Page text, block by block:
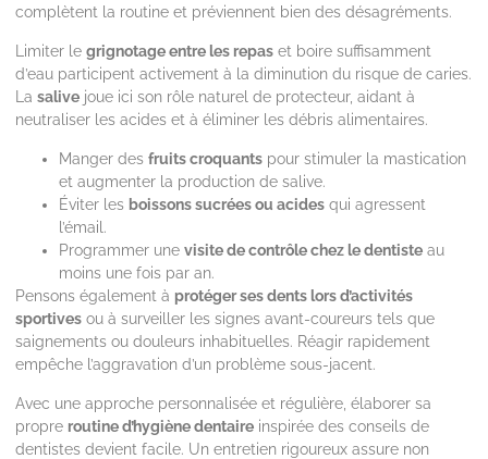
complètent la routine et préviennent bien des désagréments.
Limiter le grignotage entre les repas et boire suffisamment
d’eau participent activement à la diminution du risque de caries.
La salive joue ici son rôle naturel de protecteur, aidant à
neutraliser les acides et à éliminer les débris alimentaires.
Manger des fruits croquants pour stimuler la mastication
et augmenter la production de salive.
Éviter les boissons sucrées ou acides qui agressent
l’émail.
Programmer une visite de contrôle chez le dentiste au
moins une fois par an.
Pensons également à protéger ses dents lors d’activités
sportives ou à surveiller les signes avant-coureurs tels que
saignements ou douleurs inhabituelles. Réagir rapidement
empêche l’aggravation d’un problème sous-jacent.
Avec une approche personnalisée et régulière, élaborer sa
propre routine d’hygiène dentaire inspirée des conseils de
dentistes devient facile. Un entretien rigoureux assure non